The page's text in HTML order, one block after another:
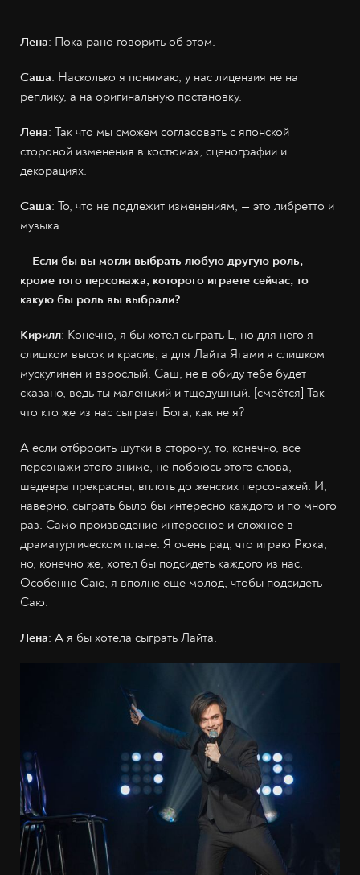
Лена: Пока рано говорить об этом.
Саша: Насколько я понимаю, у нас лицензия не на
реплику, а на оригинальную постановку.
Лена: Так что мы сможем согласовать с японской
стороной изменения в костюмах, сценографии и
декорациях.
Саша: То, что не подлежит изменениям, — это либретто и
музыка.
— Если бы вы могли выбрать любую другую роль,
кроме того персонажа, которого играете сейчас, то
какую бы роль вы выбрали?
Кирилл: Конечно, я бы хотел сыграть L, но для него я
слишком высок и красив, а для Лайта Ягами я слишком
мускулинен и взрослый. Саш, не в обиду тебе будет
сказано, ведь ты маленький и тщедушный. [смеётся] Так
что кто же из нас сыграет Бога, как не я?
А если отбросить шутки в сторону, то, конечно, все
персонажи этого аниме, не побоюсь этого слова,
шедевра прекрасны, вплоть до женских персонажей. И,
наверно, сыграть было бы интересно каждого и по много
раз. Само произведение интересное и сложное в
драматургическом плане. Я очень рад, что играю Рюка,
но, конечно же, хотел бы подсидеть каждого из нас.
Особенно Саю, я вполне еще молод, чтобы подсидеть
Саю.
Лена: А я бы хотела сыграть Лайта.